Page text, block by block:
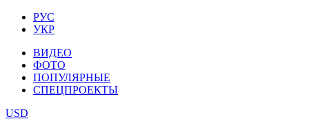
РУС
УКР
ВИДЕО
ФОТО
ПОПУЛЯРНЫЕ
СПЕЦПРОЕКТЫ
USD